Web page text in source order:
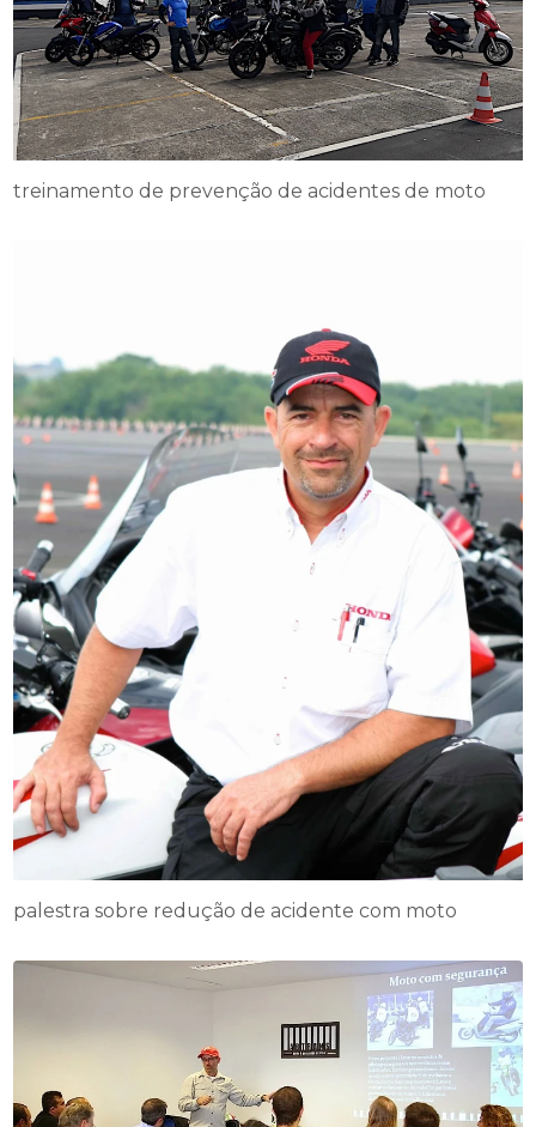
treinamento de prevenção de acidentes de moto
palestra sobre redução de acidente com moto